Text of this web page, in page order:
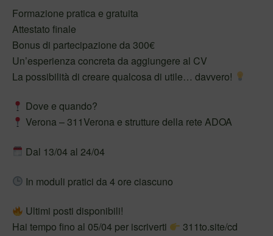
Formazione pratica e gratuita
Attestato finale
Bonus di partecipazione da 300€
Un’esperienza concreta da aggiungere al CV
La possibilità di creare qualcosa di utile… davvero!
Dove e quando?
Verona – 311Verona e strutture della rete ADOA
Dal 13/04 al 24/04
In moduli pratici da 4 ore ciascuno
Ultimi posti disponibili!
Hai tempo fino al 05/04 per iscriverti
311to.site/cd